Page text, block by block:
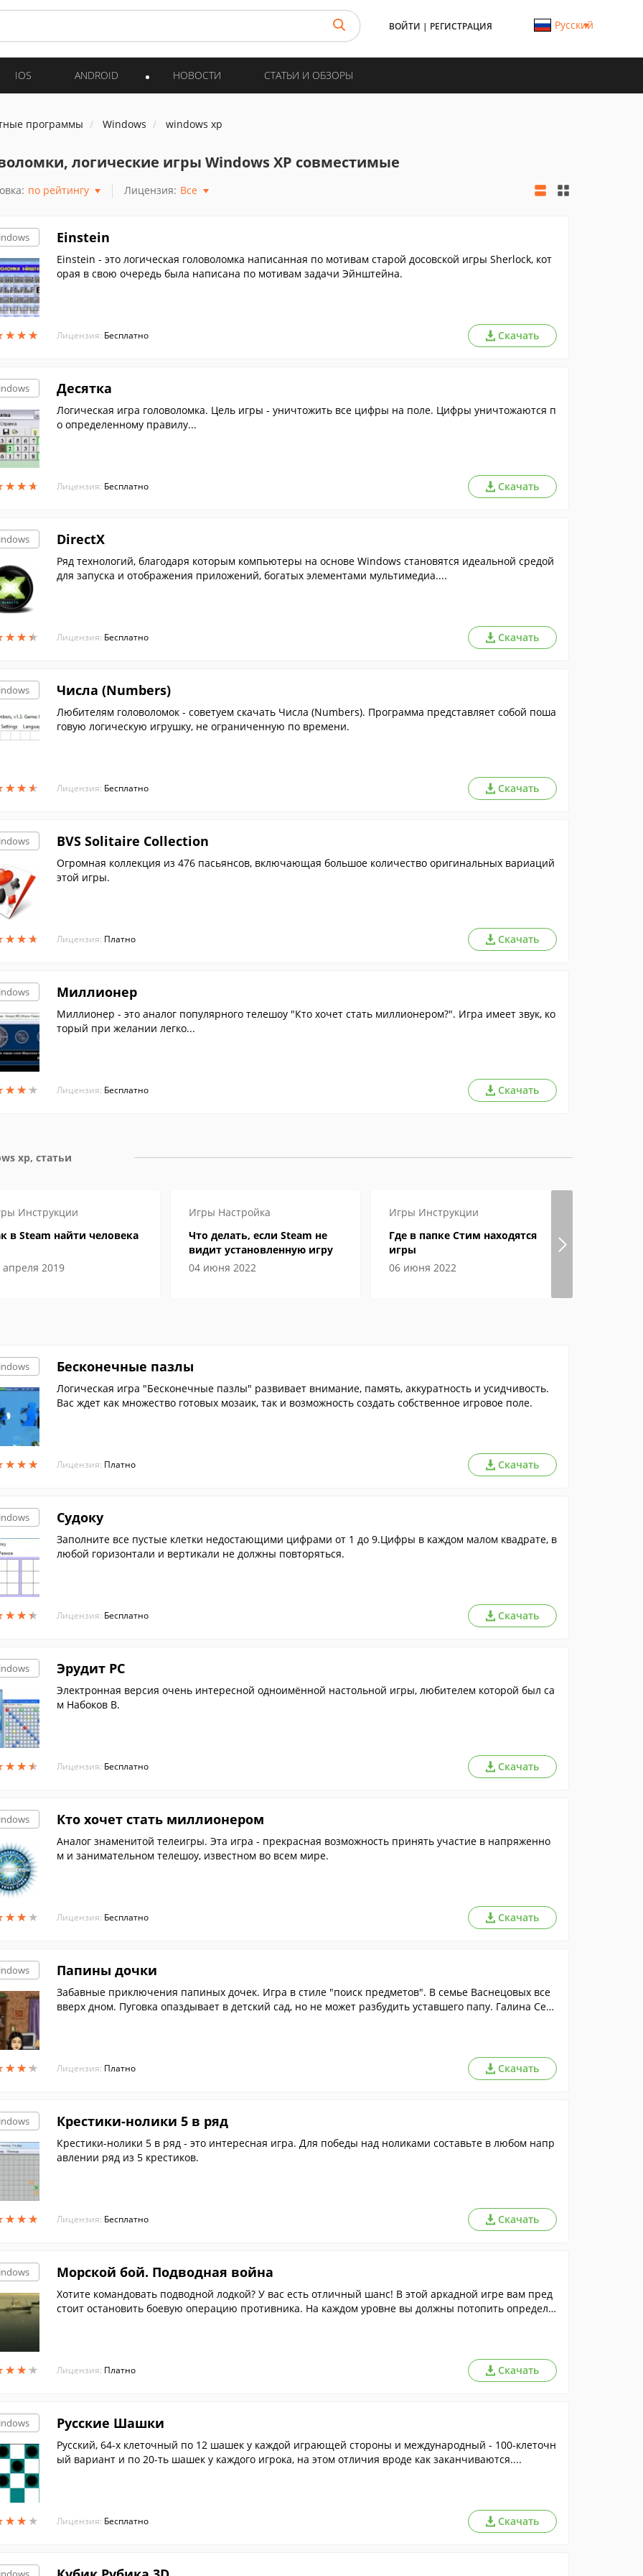
ВОЙТИ | РЕГИСТРАЦИЯ Русский
IOS ANDROID НОВОСТИ СТАТЬИ И ОБЗОРЫ
программы Windows windows xp
логические игры Windows XP совместимые
по рейтингу Лицензия: Все
★★★
★★★
Einstein
Einstein - это логическая головоломка написанная по мотивам старой досовской игры Sherlock, кот
орая в свою очередь была написана по мотивам задачи Эйнштейна.
Лицензия: Бесплатно Скачать
★★★
★★★
Десятка
Логическая игра головоломка. Цель игры - уничтожить все цифры на поле. Цифры уничтожаются п
о определенному правилу...
Лицензия: Бесплатно Скачать
★★★
★★★
DirectX
Ряд технологий, благодаря которым компьютеры на основе Windows становятся идеальной средой
для запуска и отображения приложений, богатых элементами мультимедиа....
Лицензия: Бесплатно Скачать
★★★
★★★
Числа (Numbers)
Любителям головоломок - советуем скачать Числа (Numbers). Программа представляет собой поша
говую логическую игрушку, не ограниченную по времени.
Лицензия: Бесплатно Скачать
★★★
★★★
BVS Solitaire Collection
Огромная коллекция из 476 пасьянсов, включающая большое количество оригинальных вариаций
этой игры.
Лицензия: Платно Скачать
★★★
★★★
Миллионер
Миллионер - это аналог популярного телешоу "Кто хочет стать миллионером?". Игра имеет звук, ко
торый при желании легко...
Лицензия: Бесплатно Скачать
xp, статьи
Инструкции
в Steam найти человека
апреля 2019
Игры Настройка
Что делать, если Steam не
видит установленную игру
04 июня 2022
Игры Инструкции
Где в папке Стим находятся
игры
06 июня 2022
★★★
★★★
Бесконечные пазлы
Логическая игра "Бесконечные пазлы" развивает внимание, память, аккуратность и усидчивость.
Вас ждет как множество готовых мозаик, так и возможность создать собственное игровое поле.
Лицензия: Платно Скачать
★★★
★★★
Судоку
Заполните все пустые клетки недостающими цифрами от 1 до 9.Цифры в каждом малом квадрате, в
любой горизонтали и вертикали не должны повторяться.
Лицензия: Бесплатно Скачать
★★★
★★★
Эрудит PC
Электронная версия очень интересной одноимённой настольной игры, любителем которой был са
м Набоков В.
Лицензия: Бесплатно Скачать
★★★
★★★
Кто хочет стать миллионером
Аналог знаменитой телеигры. Эта игра - прекрасная возможность принять участие в напряженно
м и занимательном телешоу, известном во всем мире.
Лицензия: Бесплатно Скачать
★★★
★★★
Папины дочки
Забавные приключения папиных дочек. Игра в стиле "поиск предметов". В семье Васнецовых все
вверх дном. Пуговка опаздывает в детский сад, но не может разбудить уставшего папу. Галина Серг
Лицензия: Платно Скачать
★★★
★★★
Крестики-нолики 5 в ряд
Крестики-нолики 5 в ряд - это интересная игра. Для победы над ноликами составьте в любом напр
авлении ряд из 5 крестиков.
Лицензия: Бесплатно Скачать
★★★
★★★
Морской бой. Подводная война
Хотите командовать подводной лодкой? У вас есть отличный шанс! В этой аркадной игре вам пред
стоит остановить боевую операцию противника. На каждом уровне вы должны потопить определе
Лицензия: Платно Скачать
★★ ★
★★ ★
Русские Шашки
Русский, 64-х клеточный по 12 шашек у каждой играющей стороны и международный - 100-клеточн
ый вариант и по 20-ть шашек у каждого игрока, на этом отличия вроде как заканчиваются....
Лицензия: Бесплатно Скачать